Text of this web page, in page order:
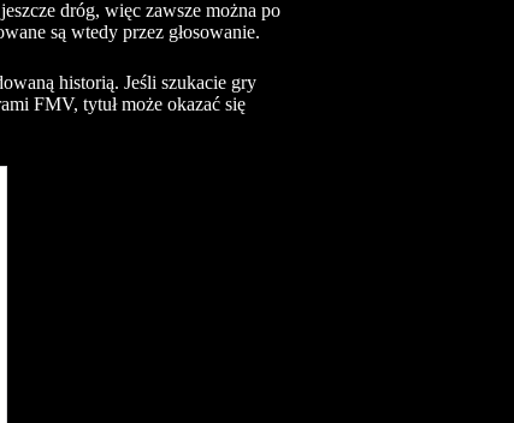
dróg, więc zawsze można po
są wtedy przez głosowanie.
historią. Jeśli szukacie gry
FMV, tytuł może okazać się